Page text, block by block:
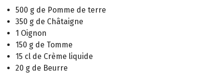
500 g de Pomme de terre
350 g de Châtaigne
1 Oignon
150 g de Tomme
15 cl de Crème liquide
20 g de Beurre